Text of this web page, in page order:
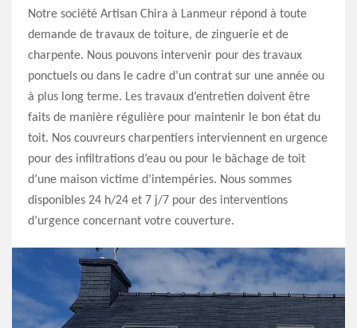
Notre société Artisan Chira à Lanmeur répond à toute
demande de travaux de toiture, de zinguerie et de
charpente. Nous pouvons intervenir pour des travaux
ponctuels ou dans le cadre d’un contrat sur une année ou
à plus long terme. Les travaux d’entretien doivent être
faits de manière régulière pour maintenir le bon état du
toit. Nos couvreurs charpentiers interviennent en urgence
pour des infiltrations d’eau ou pour le bâchage de toit
d’une maison victime d’intempéries. Nous sommes
disponibles 24 h/24 et 7 j/7 pour des interventions
d’urgence concernant votre couverture.